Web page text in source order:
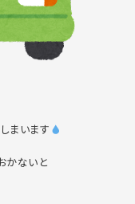
まいます
かないと